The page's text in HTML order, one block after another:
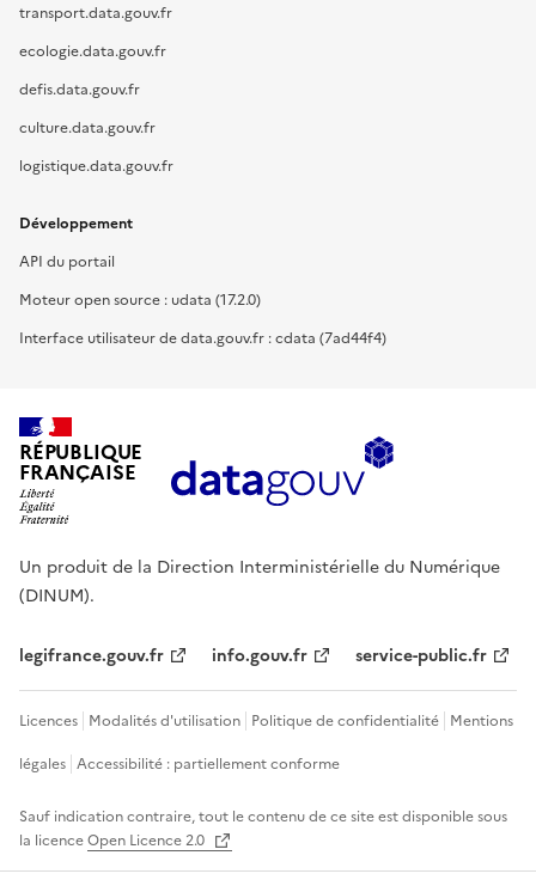
transport.data.gouv.fr
ecologie.data.gouv.fr
defis.data.gouv.fr
culture.data.gouv.fr
logistique.data.gouv.fr
Développement
API du portail
Moteur open source : udata (17.2.0)
Interface utilisateur de data.gouv.fr : cdata (7ad44f4)
RÉPUBLIQUE
FRANÇAISE
Un produit de la Direction Interministérielle du Numérique
(DINUM).
legifrance.gouv.fr info.gouv.fr service-public.fr
Licences Modalités d'utilisation Politique de confidentialité Mentions
légales Accessibilité : partiellement conforme
Sauf indication contraire, tout le contenu de ce site est disponible sous
la licenceOpen Licence 2.0